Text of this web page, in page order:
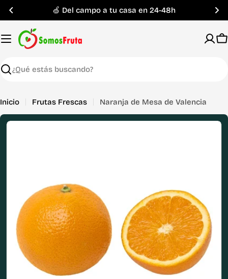
Saltar
contenido
🍏 Del campo a tu casa en 24-48h
Buscar
Inicio Frutas Frescas Naranja de Mesa de Valencia
Abrir medios 0 en modal